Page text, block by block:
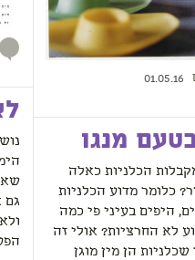
01.05.16
מנגו
הכלניות כאלה
כלומר מדוע הכלניות
היפים בעיני פי כמה
לא החרציות? אולי זה
הן מין מוגן
גם